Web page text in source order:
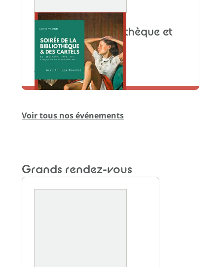
Soirée de la bibliothèque et
des cartels
25 JUIN 2026
Local de l'ACF
En savoir plus
Voir tous nos événements
Grands rendez-vous